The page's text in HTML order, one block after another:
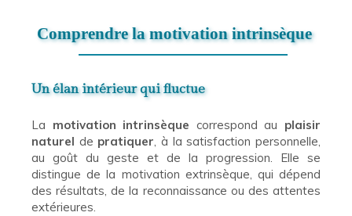
Comprendre la motivation intrinsèque
Un élan intérieur qui fluctue
La motivation intrinsèque correspond au plaisir
naturel de pratiquer, à la satisfaction personnelle,
au goût du geste et de la progression. Elle se
distingue de la motivation extrinsèque, qui dépend
des résultats, de la reconnaissance ou des attentes
extérieures.